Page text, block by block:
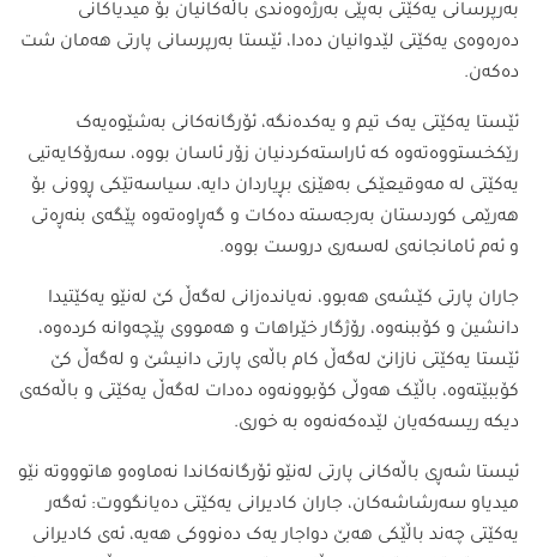
بەرپرسانی یەکێتی بەپێی بەرژەوەندی باڵەکانیان بۆ میدیاکانی
دەرەوەی یەکێتی لێدوانیان دەدا، ئێستا بەرپرسانی پارتی ھەمان شت
دەکەن.
ئێستا یەکێتی یەک تیم و یەکدەنگە، ئۆرگانەکانی بەشێوەیەک
رێکخستووەتەوە کە ئاراستەکردنیان زۆر ئاسان بووە، سەرۆکایەتیی
یەکێتی لە مەوقیعێکی بەھێزی بڕیاردان دایە، سیاسەتێکی ڕوونی بۆ
ھەرێمی کوردستان بەرجەستە دەکات و گەڕاوەتەوە پێگەی بنەڕەتی
و ئەم ئامانجانەی لەسەری دروست بووە.
جاران پارتی کێشەی ھەبوو، نەیاندەزانی لەگەڵ کێ لەنێو یەکێتیدا
دانشین و کۆببنەوە، رۆژگار خێراھات و ھەمووی پێچەوانە کردەوە،
ئێستا یەکێتی نازانێ لەگەڵ کام باڵەی پارتی دانیشێ و لەگەڵ کێ
کۆببێتەوە، باڵێک ھەوڵی کۆبوونەوە دەدات لەگەڵ یەکێتی و باڵەکەی
دیکە ریسەکەیان لێدەکەنەوە بە خوری.
ئیستا شەڕی باڵەکانی پارتی لەنێو ئۆرگانەکاندا نەماوەو ھاتوووتە نێو
میدیاو سەرشاشەکان، جاران کادیرانی یەکێتی دەیانگووت: ئەگەر
یەکێتی چەند باڵێکی ھەبێ دواجار یەک دەنووکی ھەیە، ئەی کادیرانی